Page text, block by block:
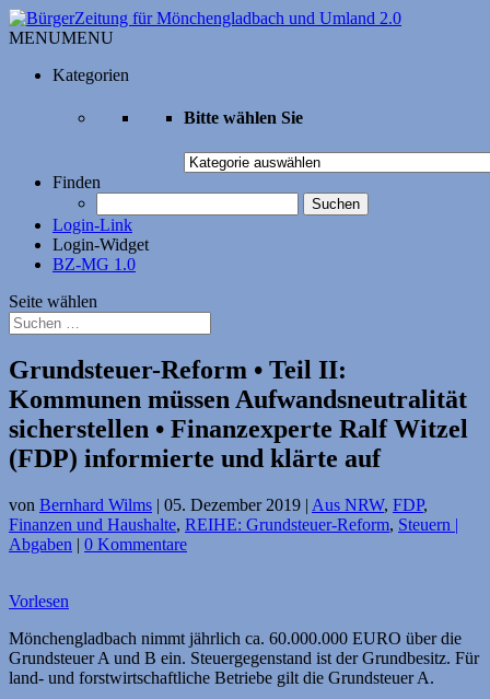
MENUMENU
Kategorien
Bitte wählen Sie
Bitte
Sie
Finden
nach:
Login-Link
Login-Widget
BZ-MG 1.0
Seite wählen
Grundsteuer-Reform • Teil II:
Kommunen müssen Aufwandsneutralität
sicherstellen • Finanzexperte Ralf Witzel
(FDP) informierte und klärte auf
von Bernhard Wilms | 05. Dezember 2019 | Aus NRW, FDP,
Finanzen und Haushalte, REIHE: Grundsteuer-Reform, Steuern |
Abgaben | 0 Kommentare
Vorlesen
Mönchengladbach nimmt jährlich ca. 60.000.000 EURO über die
Grundsteuer A und B ein. Steuergegenstand ist der Grundbesitz. Für
land- und forstwirtschaftliche Betriebe gilt die Grundsteuer A.